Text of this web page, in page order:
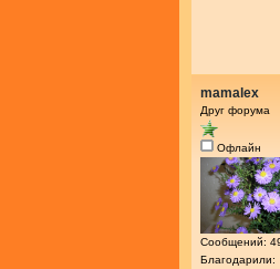
mamalex
Друг форума
Офлайн
Сообщений:
Благодарили: